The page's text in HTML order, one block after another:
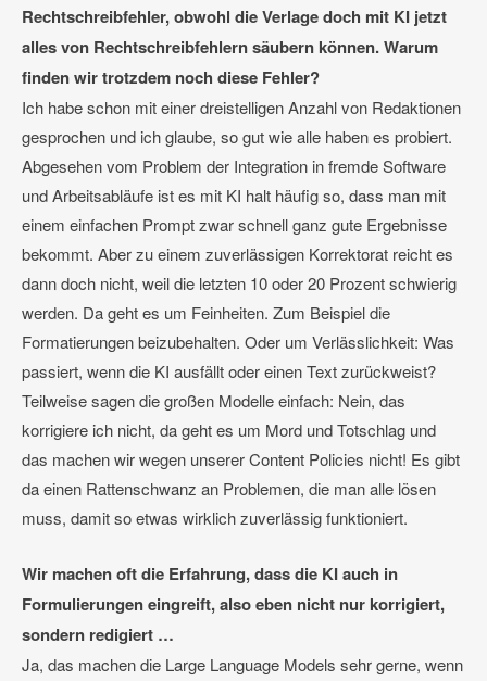
Rechtschreibfehler, obwohl die Verlage doch mit KI jetzt
alles von Rechtschreibfehlern säubern können. Warum
finden wir trotzdem noch diese Fehler?
Ich habe schon mit einer dreistelligen Anzahl von Redaktionen
gesprochen und ich glaube, so gut wie alle haben es probiert.
Abgesehen vom Problem der Integration in fremde Software
und Arbeitsabläufe ist es mit KI halt häufig so, dass man mit
einem einfachen Prompt zwar schnell ganz gute Ergebnisse
bekommt. Aber zu einem zuverlässigen Korrektorat reicht es
dann doch nicht, weil die letzten 10 oder 20 Prozent schwierig
werden. Da geht es um Feinheiten. Zum Beispiel die
Formatierungen beizubehalten. Oder um Verlässlichkeit: Was
passiert, wenn die KI ausfällt oder einen Text zurückweist?
Teilweise sagen die großen Modelle einfach: Nein, das
korrigiere ich nicht, da geht es um Mord und Totschlag und
das machen wir wegen unserer Content Policies nicht! Es gibt
da einen Rattenschwanz an Problemen, die man alle lösen
muss, damit so etwas wirklich zuverlässig funktioniert.
Wir machen oft die Erfahrung, dass die KI auch in
Formulierungen eingreift, also eben nicht nur korrigiert,
sondern redigiert …
Ja, das machen die Large Language Models sehr gerne, wenn